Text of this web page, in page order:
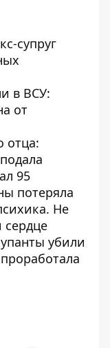
супруг
в ВСУ:
от
отца:
95
потеряла
Не
убили